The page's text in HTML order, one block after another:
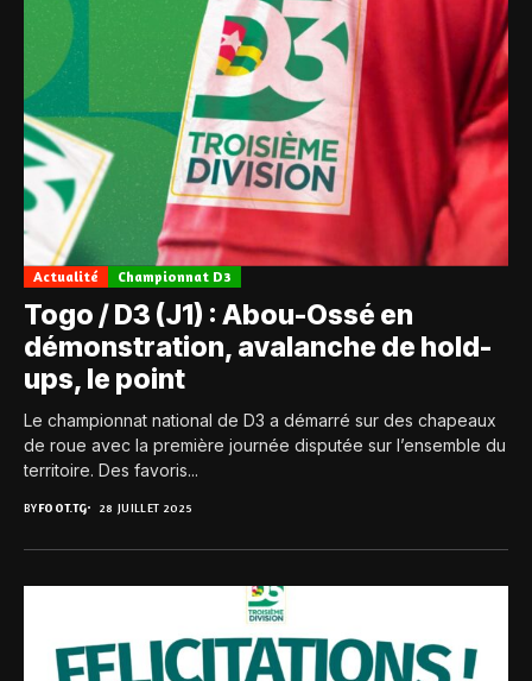
Actualité Championnat D3
Togo / D3 (J1) : Abou-Ossé en
démonstration, avalanche de hold-
ups, le point
Le championnat national de D3 a démarré sur des chapeaux
de roue avec la première journée disputée sur l’ensemble du
territoire. Des favoris...
BYFOOT.TG 28 JUILLET 2025